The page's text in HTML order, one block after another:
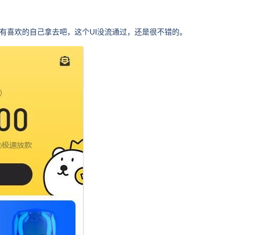
喜欢的自己拿去吧，这个UI没流通过，还是很不错的。